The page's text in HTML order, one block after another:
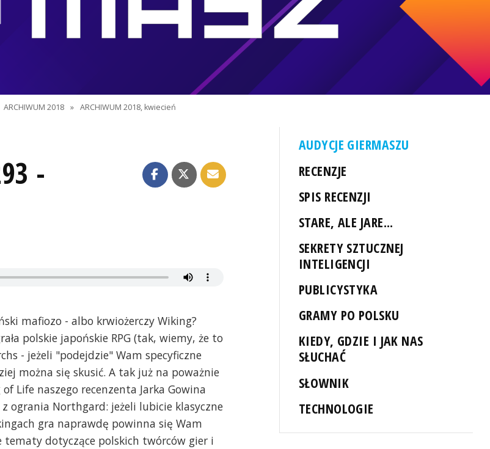
ARCHIWUM 2018 » ARCHIWUM 2018, kwiecień
-
mafiozo - albo krwiożerczy Wiking?
polskie japońskie RPG (tak, wiemy, że to
- jeżeli "podejdzie" Wam specyficzne
można się skusić. A tak już na poważnie
Life naszego recenzenta Jarka Gowina
ogrania Northgard: jeżeli lubicie klasyczne
gra naprawdę powinna się Wam
tematy dotyczące polskich twórców gier i
AUDYCJE GIERMASZU
RECENZJE
SPIS RECENZJI
STARE, ALE JARE...
SEKRETY SZTUCZNEJ
INTELIGENCJI
PUBLICYSTYKA
GRAMY PO POLSKU
KIEDY, GDZIE I JAK NAS
SŁUCHAĆ
SŁOWNIK
TECHNOLOGIE